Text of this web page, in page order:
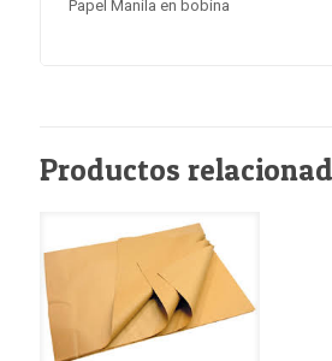
Papel Manila en bobina
Productos